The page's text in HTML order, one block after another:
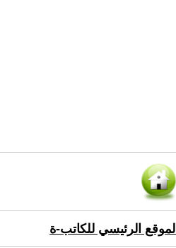
الموقع الرئيسي للكاتب-ة